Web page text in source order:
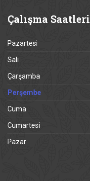
Çalışma Saatleri
Pazartesi
Salı
Çarşamba
Perşembe
Cuma
Cumartesi
Pazar